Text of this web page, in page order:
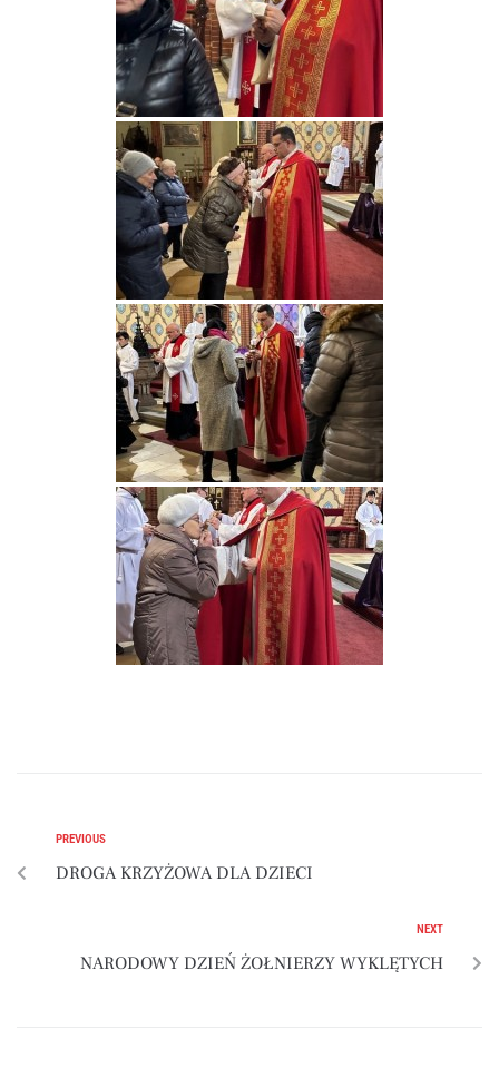
PREVIOUS
DROGA KRZYŻOWA DLA DZIECI
NEXT
NARODOWY DZIEŃ ŻOŁNIERZY WYKLĘTYCH